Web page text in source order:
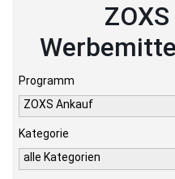
Programm
ZOXS Ankauf
Kategorie
alle Kategorien